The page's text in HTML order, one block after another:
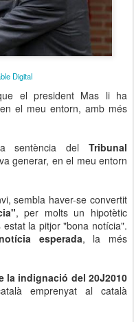
Digital
el president Mas li ha
el meu entorn, amb més
sentència del Tribunal
generar, en el meu entorn
sembla haver-se convertit
, per molts un hipotètic
la pitjor "bona notícia".
esperada, la més
la indignació del 20J2010
emprenyat al català